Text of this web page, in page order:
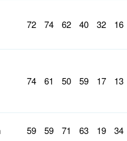
72 74 62 40 32 16
74 61 50 59 17 13
59 59 71 63 19 34